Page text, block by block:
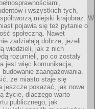
i wszystkich tych,
miejski krajobraz. W
pojawia się też pytanie o
społeczną. Nawet
zadziałają dobrze, jeżeli
wiedzieli, jak z nich
rozumieli, po co zostały
jest więc komunikacja,
zaangażowania.
że miasto staje się
jeszcze pokazać, jak nowe
życie, dlaczego warto
publicznego, jak